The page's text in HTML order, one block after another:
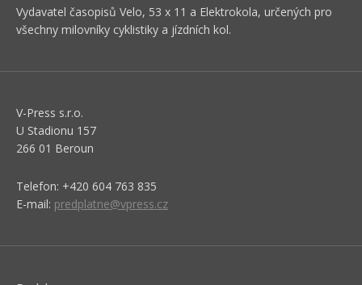
Vydavatel časopisů Velo, 53 x 11 a Elektrokola, určených pro
všechny milovníky cyklistiky a jízdních kol.
V-Press s.r.o.
U Stadionu 157
266 01 Beroun
Telefon: +420 604 763 835
E-mail: predplatne@vpress.cz